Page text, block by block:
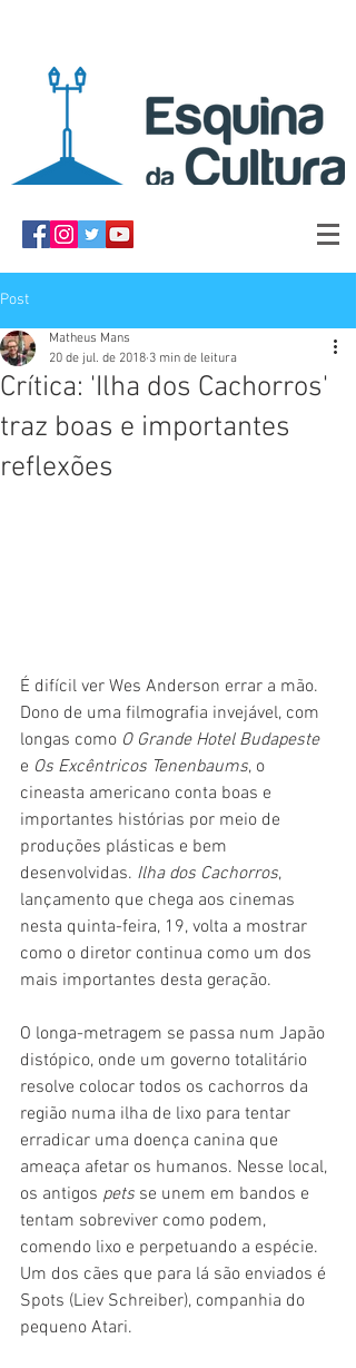
Post
Crítica: 'Ilha dos Cachorros'
traz boas e importantes
reflexões
Matheus Mans
20 de jul. de 2018 3 min de leitura
É difícil ver Wes Anderson errar a mão.
Dono de uma filmografia invejável, com
longas como O Grande Hotel Budapeste
e Os Excêntricos Tenenbaums, o
cineasta americano conta boas e
importantes histórias por meio de
produções plásticas e bem
desenvolvidas. Ilha dos Cachorros,
lançamento que chega aos cinemas
nesta quinta-feira, 19, volta a mostrar
como o diretor continua como um dos
mais importantes desta geração.
O longa-metragem se passa num Japão
distópico, onde um governo totalitário
resolve colocar todos os cachorros da
região numa ilha de lixo para tentar
erradicar uma doença canina que
ameaça afetar os humanos. Nesse local,
os antigos pets se unem em bandos e
tentam sobreviver como podem,
comendo lixo e perpetuando a espécie.
Um dos cães que para lá são enviados é
Spots (Liev Schreiber), companhia do
pequeno Atari.